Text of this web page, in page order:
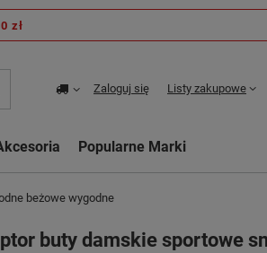
zł
Zaloguj się Listy zakupowe
Popularne Marki
beżowe wygodne
buty damskie sportowe